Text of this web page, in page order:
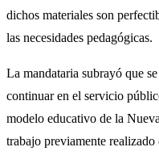
dichos materiales son
las necesidades pedagógicas.
La mandataria subrayó que
continuar en el servicio
modelo educativo de la
trabajo previamente realizado